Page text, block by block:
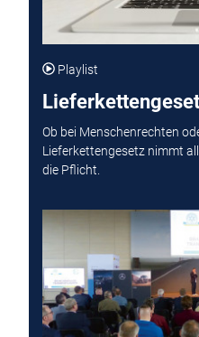
Playlist
Ob bei Menschenrechten
Lieferkettengesetz nimmt
die Pflicht.